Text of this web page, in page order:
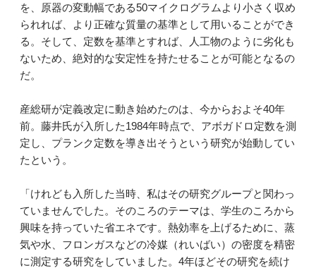
を、原器の変動幅である50マイクログラムより小さく収め
られれば、より正確な質量の基準として用いることができ
る。そして、定数を基準とすれば、人工物のように劣化も
ないため、絶対的な安定性を持たせることが可能となるの
だ。
産総研が定義改定に動き始めたのは、今からおよそ40年
前。藤井氏が入所した1984年時点で、アボガドロ定数を測
定し、プランク定数を導き出そうという研究が始動してい
たという。
「けれども入所した当時、私はその研究グループと関わっ
ていませんでした。そのころのテーマは、学生のころから
興味を持っていた省エネです。熱効率を上げるために、蒸
気や水、フロンガスなどの冷媒（れいばい）の密度を精密
に測定する研究をしていました。4年ほどその研究を続け